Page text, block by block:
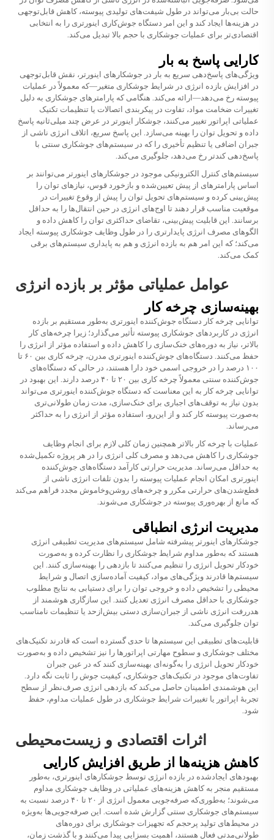
حالت بی‌بار می‌تواند در طول شیفت‌های تولیدی پیوسته، کاهش قابل‌توجهی
در هزینه‌ها ایجاد کند و این امر دستگاه جوش‌کاری اینورتری را به انتخابی
اقتصادی‌تر برای عملیات جوشکاری با حجم بالا تبدیل می‌کند.
کارایی پاسخ به بار
ویژگی‌های پاسخ‌دهی سریع به بار در جوشکارهای اینورتر، نقش قابل‌توجهی
در افزایش بازده انرژی در شرایط جوشکاری متغیر—که معمولاً در عملیات
پیوسته رخ می‌دهد—ارائه می‌کند. هنگامی که پارامترهای جوشکاری به دلیل
تغییرات ضخامت مواد، تفاوت در پیکربندی اتصالات یا تنظیمات تکنیک
عملیاتی اپراتور تغییر می‌کنند، جوشکار اینورتر در عرض چند میلی‌ثانیه پاسخ
داده و تحویل توان را بهینه می‌سازد. این پاسخ سریع، اتلاف انرژی ناشی از
جبران اضافی یا تنظیم تأخیری را که در سیستم‌های جوشکاری سنتی با
پاسخ‌دهی کندتر رخ می‌دهد، جلوگیری می‌کند.
سیستم‌های کنترل الکترونیکی موجود در جوشکارهای اینورتر می‌توانند بر
اساس پارامترهای از پیش تعیین‌شده و بازخورد قوس، نیازهای توان را
پیش‌بینی کرده و سیستم‌های تحویل توان را پیش از وقوع تغییرات در
موقعیت مناسب قرار دهند تا اوج‌های انرژی در حین انتقال‌ها را به حداقل
برسانند. این قابلیت پیش‌بینی، تقاضای حداکثری توان را کاهش داده و
الگوهای مصرف انرژی پایدارتری را در طول وظایف جوشکاری پیوسته ایجاد
می‌کند؛ که این امر هم به بازده انرژی و هم به پایداری سیستم‌های برقی
کمک می‌کند.
عوامل عملیاتی مؤثر بر بازده انرژی
بهینه‌سازی چرخه کار
توانایی چرخه کار دستگاه جوش‌کننده اینورتری به‌طور مستقیم بر بازده
انرژی در کاربردهای جوشکاری پیوسته تأثیر می‌گذارد؛ زیرا چرخه‌های کار
بالاتر، نیاز به دوره‌های خنک‌سازی را کاهش داده و استفاده مؤثر از انرژی را
حفظ می‌کنند. دستگاه‌های جوش‌کننده اینورتری مدرن، چرخه کاری بین ۶۰ تا
۱۰۰ درصد را در خروجی اسمی خود دارا هستند، در حالی که دستگاه‌های
جوش‌کننده سنتی معمولاً چرخه کاری بین ۲۰ تا ۴۰ درصد دارند. این بهبود در
توانایی چرخه کار به این معناست که دستگاه جوش‌کننده اینورتری می‌تواند
بدون نیاز به توقف‌های اجباری برای خنک‌سازی، مدت زمان طولانی‌تری
به‌صورت پیوسته کار کند و از این‌رو، استفاده مؤثر از انرژی را به حداکثر
می‌رساند.
عملیات با چرخه کار بالاتر همچنین زمان کلی لازم برای انجام وظایف
جوشکاری را کاهش می‌دهد و مصرف کلی انرژی را در هر پروژه تکمیل‌شده
به حداقل می‌رساند. مدیریت حرارتی کارآمد دستگاه‌های جوش‌کننده
اینورتری امکان انجام عملیات پیوسته را بدون تلفات انرژی ناشی از
قطع‌شدن‌های حرارتی مکرر و چرخه‌های روشن‌وخاموش مجدد فراهم می‌کند
که مانع از بهره‌وری پیوسته در جوشکاری می‌شوند.
مدیریت انرژی انطباقی
جوشکارهای اینورتر پیشرفته شامل سیستم‌های مدیریت تطبیقی انرژی
هستند که به‌طور مداوم شرایط جوشکاری را نظارت کرده و به‌صورت
خودکار تحویل انرژی را تنظیم می‌کنند تا بازدهی را بهینه‌سازی کنند. این
سیستم‌ها قادرند ویژگی‌های مواد، کیفیت آماده‌سازی اتصال و شرایط
محیطی را تشخیص داده و خروجی توان را برای دستیابی به نتایج مطلوب
جوشکاری با حداقل مصرف انرژی تعدیل کنند. این سازگاری هوشمند از
هدررفت انرژی ناشی از جبران‌سازی دستی بیش‌ازحد یا تنظیمات نامناسب
توان جلوگیری می‌کند.
قابلیت‌های تطبیقی این سیستم‌ها تا حدی گسترده است که قادرند تکنیک‌های
مختلف جوشکاری و سطوح مهارتی اپراتورها را نیز تشخیص داده و به‌صورت
خودکار تحویل انرژی را به‌گونه‌ای بهینه‌سازی کنند که در عین جبران
تفاوت‌های موجود در تکنیک‌های جوشکاری، کیفیت جوش را ثابت نگه دارد.
این هوشمندی اطمینان حاصل می‌کند که بازدهی انرژی صرف‌نظر از سطح
تجربهٔ اپراتور یا تغییرات شرایط جوشکاری در طول عملیات مداوم، حفظ
شود.
اثرات اقتصادی و زیست‌محیطی
کاهش هزینه‌ها از طریق افزایش کارایی
بهبودهای ایجادشده در بازده انرژی توسط جوشکارهای اینورتری، به‌طور
مستقیم منجر به کاهش هزینه‌های عملیاتی در وظایف جوشکاری مداوم
می‌شوند؛ به‌طوری‌که صرفه‌جویی معمول انرژی از ۲۰ تا ۴۰ درصد نسبت به
سیستم‌های جوشکاری سنتی گزارش شده است. این صرفه‌جویی‌ها به‌ویژه
در محیط‌های تولید پرحجم که تجهیزات جوشکاری برای دوره‌های
طولانی‌مدتی فعال هستند، اهمیت بسزایی پیدا می‌کنند و با گذشت زمان،